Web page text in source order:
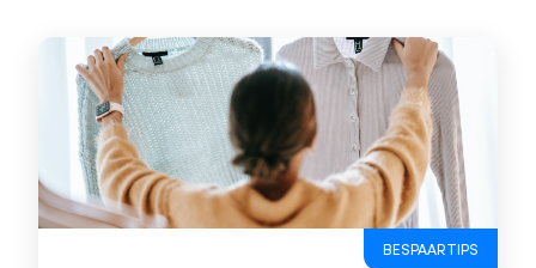
BESPAARTIPS